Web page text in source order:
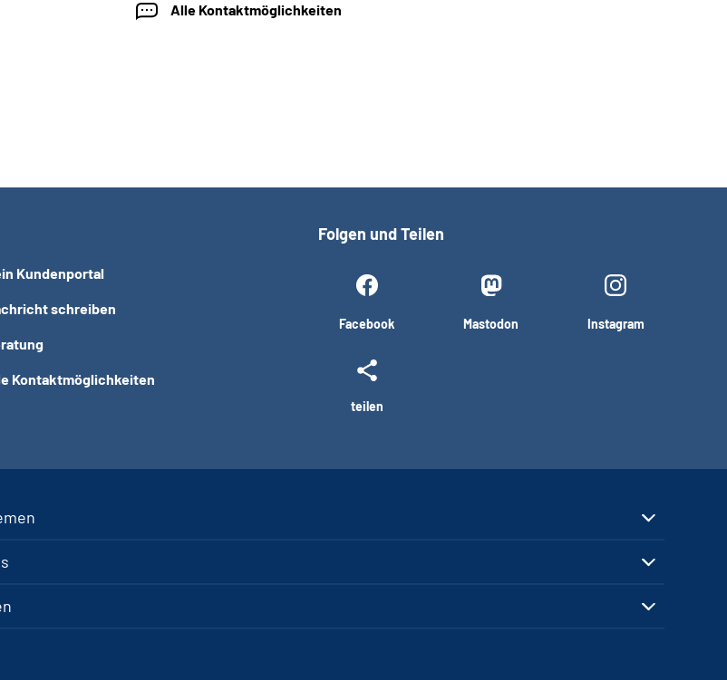
Alle Kontaktmöglichkeiten
Kundenportal
schreiben
Kontaktmöglichkeiten
Folgen und Teilen
Facebook Mastodon Instagram
teilen